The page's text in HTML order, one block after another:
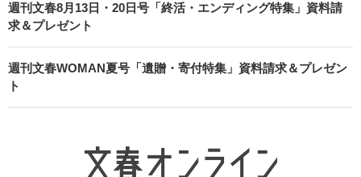
週刊文春8月13日・20日号「終活・エンディング特集」資料請
求＆プレゼント
週刊文春WOMAN夏号「遺贈・寄付特集」資料請求＆プレゼン
ト